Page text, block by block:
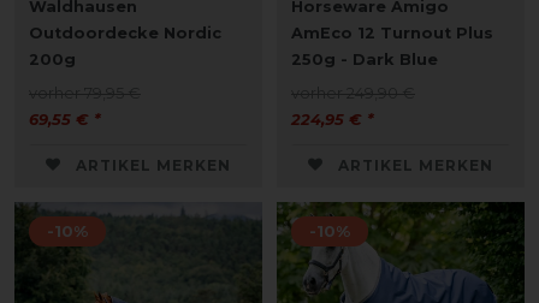
Waldhausen
Outdoordecke Nordic
200g
69,55 € *
ARTIKEL MERKEN
Horseware Amigo
AmEco 12 Turnout Plus
250g - Dark Blue
224,95 € *
ARTIKEL MERKEN
-10% -10%